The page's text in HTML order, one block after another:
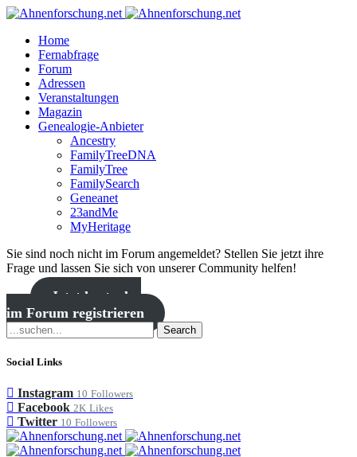
Home
Fernabfrage
Forum
Adressen
Veranstaltungen
Magazin
Genealogie-Anbieter
Ancestry
FamilyTreeDNA
FamilyTree
FamilySearch
Geneanet
23andMe
MyHeritage
Sie sind noch nicht im Forum angemeldet? Stellen Sie jetzt ihre
Frage und lassen Sie sich von unserer Community helfen!
Jetzt kostenlos
im Forum registrieren
Search
Social Links
Instagram 10 Followers
Facebook 2K Likes
Twitter 10 Followers